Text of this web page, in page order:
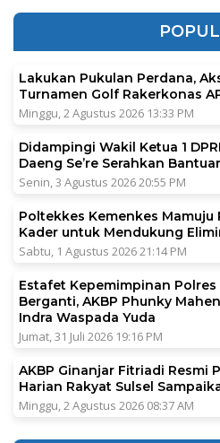
Lakukan Pukulan Perdana,
Turnamen Golf Rakerkonas
Minggu, 2 Agustus 2026 13:33 PM
Didampingi Wakil Ketua 1
Daeng Se’re Serahkan
Senin, 3 Agustus 2026 20:55 PM
Poltekkes Kemenkes Mamuju
Kader untuk Mendukung
Sabtu, 1 Agustus 2026 21:14 PM
Estafet Kepemimpinan Polres
Berganti, AKBP Phunky
Indra Waspada Yuda
Jumat, 31 Juli 2026 19:16 PM
AKBP Ginanjar Fitriadi Resmi
Harian Rakyat Sulsel
Minggu, 2 Agustus 2026 08:37 AM